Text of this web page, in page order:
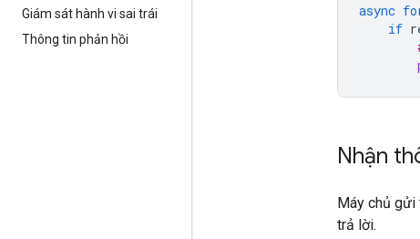
Giám sát hành vi sai trái
Thông tin phản hồi
async
if
Nhận
Máy chủ gửi
trả lời.